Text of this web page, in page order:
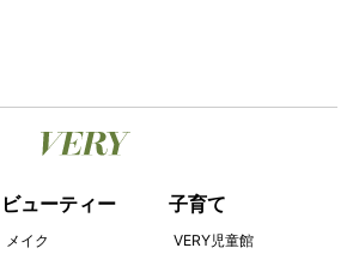
ビューティー
メイク
子育て
VERY児童館